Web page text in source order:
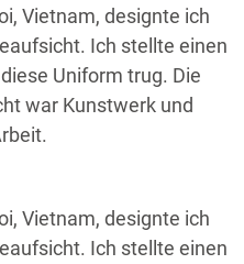
Vietnam, designte ich
Ich stellte einen
Uniform trug. Die
war Kunstwerk und
Vietnam, designte ich
Ich stellte einen